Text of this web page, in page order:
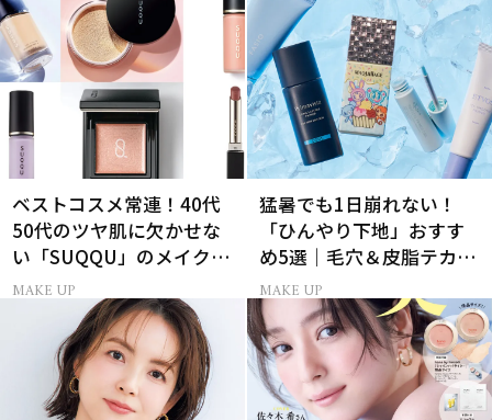
ベストコスメ常連！40代
50代のツヤ肌に欠かせな
い「SUQQU」のメイクア
ップ受賞アイテム7選
MAKE UP
猛暑でも1日崩れない！
「ひんやり下地」おすす
め5選｜毛穴＆皮脂テカリ
対策
MAKE UP